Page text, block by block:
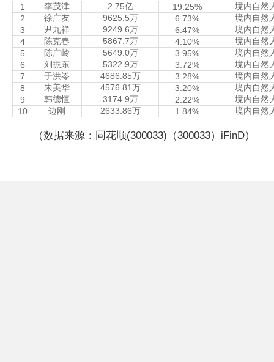
1 李茂津 2.75亿 19.25%
境内自然
2
徐广友 9625.5万 6.73%
境内自然
3
尹九祥 9249.6万 6.47%
境内自然
4
陈克春 5867.7万 4.10%
境内自然
5
陈广岭 5649.0万 3.95%
境内自然
6
刘振东 5322.9万 3.72%
境内自然
7
于洪岺 4686.85万 3.28%
境内自然
8
朱美华 4576.81万 3.20%
境内自然
9
韩德恒 3174.9万 2.22%
境内自然
10
边刚 2633.86万 1.84% 境内自然
（数据来源：同花顺(300033)（300033）iFinD）